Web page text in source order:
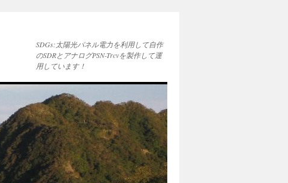
SDGs:太陽光パネル電力を利用して自作
のSDRとアナログPSN-Trcvを製作して運
用しています！